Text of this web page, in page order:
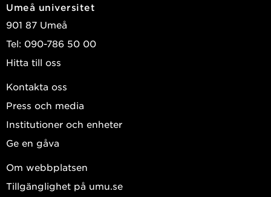
Umeå universitet
901 87 Umeå
Tel: 090-786 50 00
Hitta till oss
Kontakta oss
Press och media
Institutioner och enheter
Ge en gåva
Om webbplatsen
Tillgänglighet på umu.se